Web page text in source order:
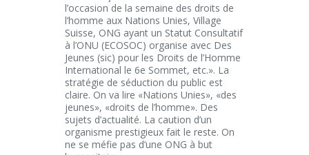
l’occasion de la semaine des droits de
l’homme aux Nations Unies, Village
Suisse, ONG ayant un Statut Consultatif
à l’ONU (ECOSOC) organise avec Des
Jeunes (sic) pour les Droits de l’Homme
International le 6e Sommet, etc.». La
stratégie de séduction du public est
claire. On va lire «Nations Unies», «des
jeunes», «droits de l’homme». Des
sujets d’actualité. La caution d’un
organisme prestigieux fait le reste. On
ne se méfie pas d’une ONG à but